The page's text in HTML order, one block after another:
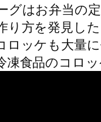
グはお弁当の
り方を発見し
ロッケも大量
凍食品のコロ